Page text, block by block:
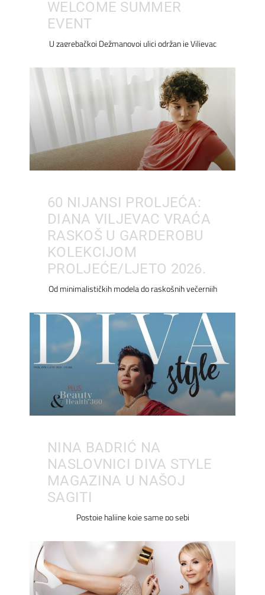
WELCOME SUMMER
EVENT
U zagrebačkoj Dežmanovoj ulici održan je Viljevac
60 NIJANSI PROLJEĆA:
DIANA VILJEVAC VRAĆA
RASKOŠ U GARDEROBU
KOLEKCIJOM
PROLJEĆE/LJETO 2026.
Od minimalističkih modela do raskošnih večernjih
NINA BADRIĆ NA
NASLOVNICI DIVA STYLE
MAGAZINA U NAŠOJ
SAGITI
Postoje haljine koje same po sebi